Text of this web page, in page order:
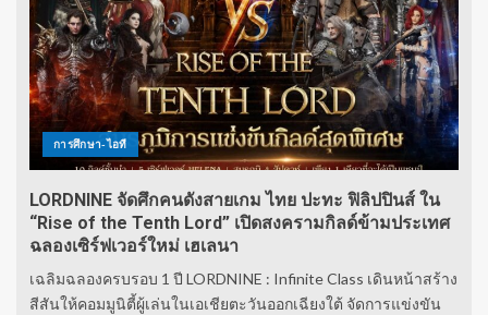
การศึกษา-ไอที
LORDNINE จัดศึกคนดังสายเกม ไทย ปะทะ ฟิลิปปินส์ ใน
“Rise of the Tenth Lord” เปิดสงครามกิลด์ข้ามประเทศ
ฉลองเซิร์ฟเวอร์ใหม่ เฮเลนา
เฉลิมฉลองครบรอบ 1 ปี LORDNINE : Infinite Class เดินหน้าสร้าง
สีสันให้คอมมูนิตี้ผู้เล่นในเอเชียตะวันออกเฉียงใต้ จัดการแข่งขัน